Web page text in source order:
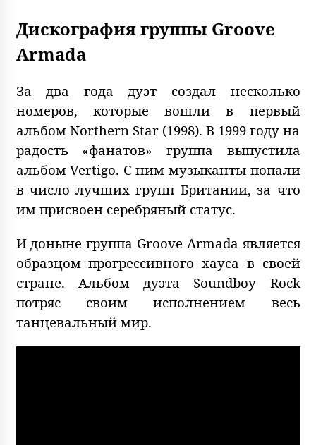
Дискография группы Groove
Armada
За два года дуэт создал несколько
номеров, которые вошли в первый
альбом Northern Star (1998). В 1999 году на
радость «фанатов» группа выпустила
альбом Vertigo. С ним музыканты попали
в число лучших групп Британии, за что
им присвоен серебряный статус.
И доныне группа Groove Armada является
образцом прогрессивного хауса в своей
стране. Альбом дуэта Soundboy Rock
потряс своим исполнением весь
танцевальный мир.